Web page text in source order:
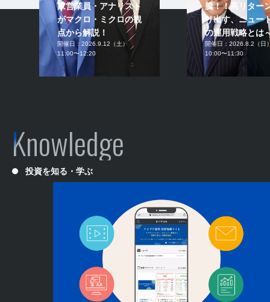
家営業員・アナリスト
がマクロ・ミクロの観
点から解説！
開催日： 2026.9.12（土）
11:00〜12:20
騰！！高リター
り出す、ニュー
の運用戦略とは
開催日： 2026.8.2（日
10:00〜11:30
Knowledge
投資を知る・学ぶ